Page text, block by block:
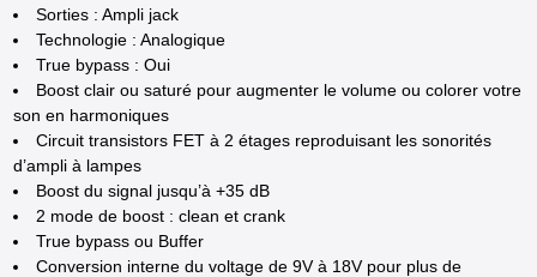
Sorties : Ampli jack
Technologie : Analogique
True bypass : Oui
Boost clair ou saturé pour augmenter le volume ou colorer votre
son en harmoniques
Circuit transistors FET à 2 étages reproduisant les sonorités
d’ampli à lampes
Boost du signal jusqu’à +35 dB
2 mode de boost : clean et crank
True bypass ou Buffer
Conversion interne du voltage de 9V à 18V pour plus de